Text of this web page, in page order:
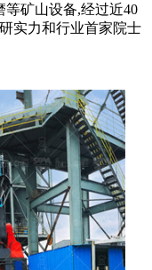
等矿山设备,经过近40
实力和行业首家院士